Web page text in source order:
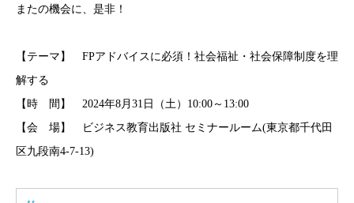
またの機会に、是非！
【テーマ】 FPアドバイスに必須！社会福祉・社会保障制度を理
解する
【時 間】 2024年8月31日（土）10:00～13:00
【会 場】 ビジネス教育出版社 セミナールーム(東京都千代田
区九段南4-7-13)